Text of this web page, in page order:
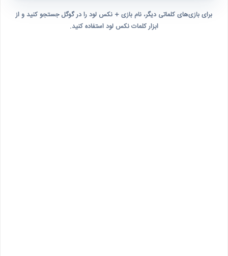
برای بازی‌های کلماتی دیگر، نام بازی + نکس لود را در گوگل جستجو کنید و از
ابزار کلمات نکس لود استفاده کنید.